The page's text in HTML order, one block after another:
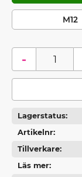
M12
-
Lagerstatus
Artikelnr
Tillverkare
Läs mer